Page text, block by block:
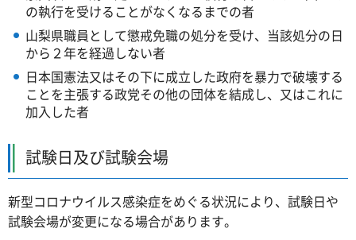
の執行を受けることがなくなるまでの者
山梨県職員として懲戒免職の処分を受け、当該処分の日
から２年を経過しない者
日本国憲法又はその下に成立した政府を暴力で破壊する
ことを主張する政党その他の団体を結成し、又はこれに
加入した者
試験日及び試験会場
新型コロナウイルス感染症をめぐる状況により、試験日や
試験会場が変更になる場合があります。